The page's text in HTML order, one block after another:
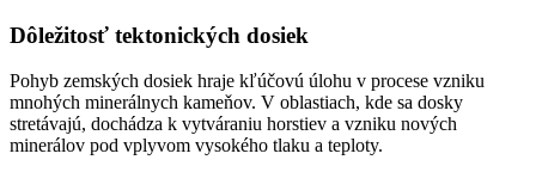
Dôležitosť tektonických dosiek
Pohyb zemských dosiek hraje kľúčovú úlohu v procese vzniku
mnohých minerálnych kameňov. V oblastiach, kde sa dosky
stretávajú, dochádza k vytváraniu horstiev a vzniku nových
minerálov pod vplyvom vysokého tlaku a teploty.